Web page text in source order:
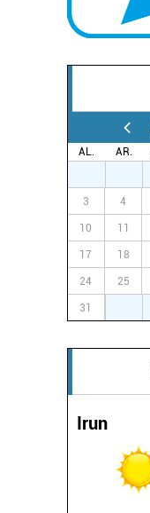
AL. AR.
3 4
10 11
17 18
24 25
31
Irun